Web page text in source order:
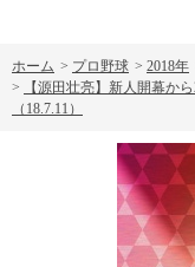
ホーム > プロ野球 > 2018年
>
【源田壮亮】新人開幕か
（18.7.11）